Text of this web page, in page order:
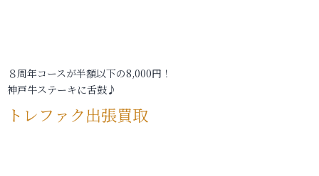
８周年コースが半額以下の8,000円！
神戸牛ステーキに舌鼓♪
トレファク出張買取